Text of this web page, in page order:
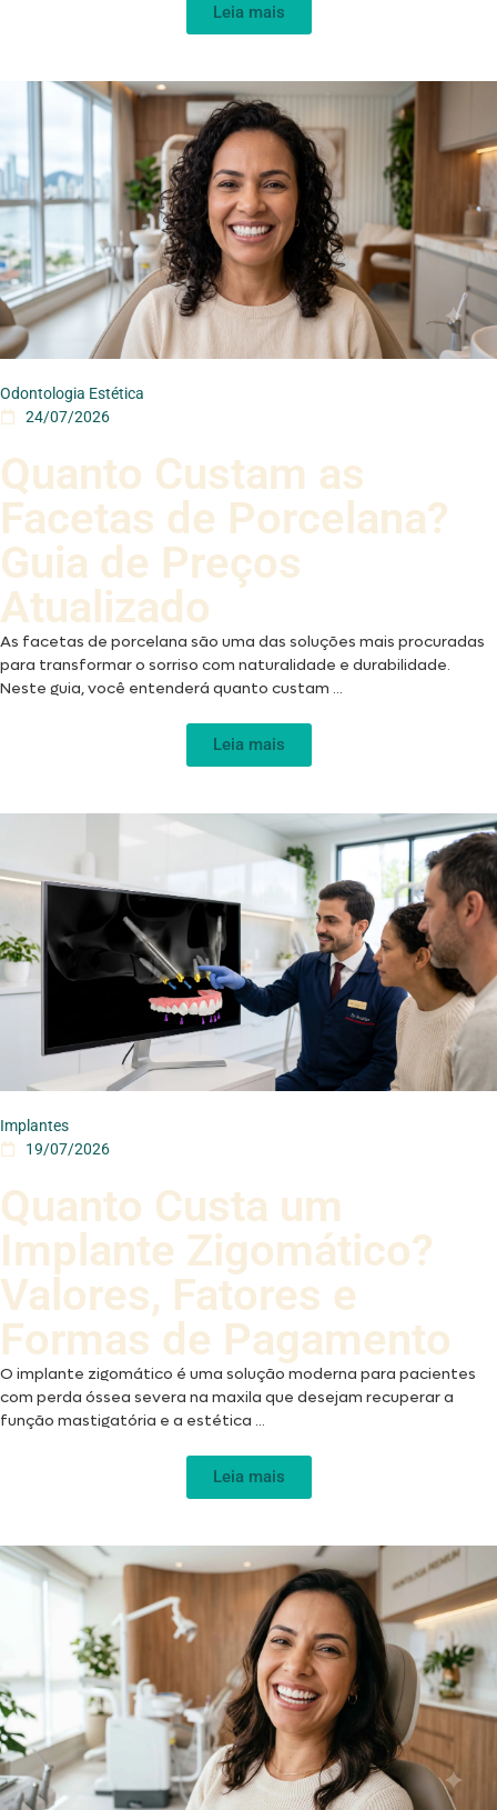
Leia mais
Odontologia Estética
24/07/2026
Quanto Custam as
Facetas de Porcelana?
Guia de Preços
Atualizado
As facetas de porcelana são uma das soluções mais procuradas
para transformar o sorriso com naturalidade e durabilidade.
Neste guia, você entenderá quanto custam ...
Leia mais
Implantes
19/07/2026
Quanto Custa um
Implante Zigomático?
Valores, Fatores e
Formas de Pagamento
O implante zigomático é uma solução moderna para pacientes
com perda óssea severa na maxila que desejam recuperar a
função mastigatória e a estética ...
Leia mais